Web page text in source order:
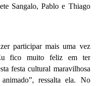
Sangalo, Pablo e Thiago
participar mais uma vez
fico muito feliz em ter
festa cultural maravilhosa
ressalta ela. No